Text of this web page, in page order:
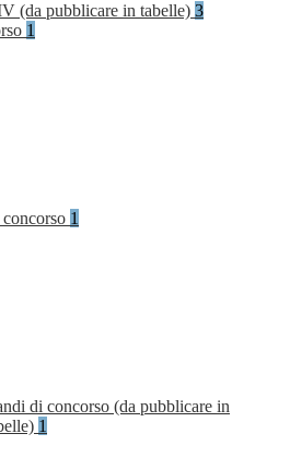
(da pubblicare in tabelle) 3
1
1
di concorso (da pubblicare in
1